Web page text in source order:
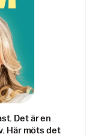
Det är en
Här möts det